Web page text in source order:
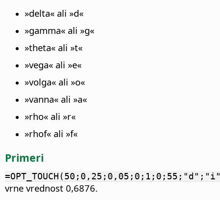
»delta« ali »d«
»gamma« ali »g«
»theta« ali »t«
»vega« ali »e«
»volga« ali »o«
»vanna« ali »a«
»rho« ali »r«
»rhof« ali »f«
Primeri
vrne vrednost 0,6876.